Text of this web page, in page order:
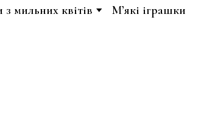
з мильних квітів
М’які іграшки